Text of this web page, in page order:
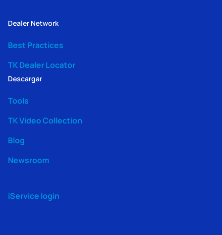
Dealer Network
Best Practices
TK Dealer Locator
Descargar
Tools
TK Video Collection
Blog
Newsroom
iService login